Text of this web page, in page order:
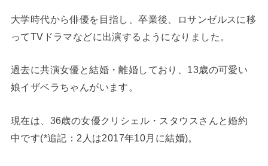
大学時代から俳優を目指し、卒業後、ロサンゼルスに移
ってTVドラマなどに出演するようになりました。
過去に共演女優と結婚・離婚しており、13歳の可愛い
娘イザベラちゃんがいます。
現在は、36歳の女優クリシェル・スタウスさんと婚約
中です(*追記：2人は2017年10月に結婚)。